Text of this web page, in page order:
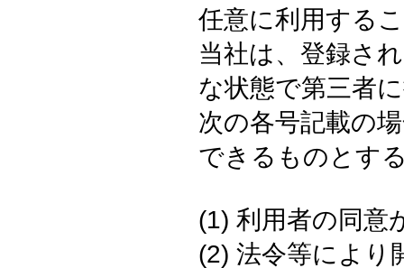
任意に利用する
当社は、登録さ
な状態で第三者
次の各号記載の
できるものとす
(1) 利用者の同意
(2) 法令等により